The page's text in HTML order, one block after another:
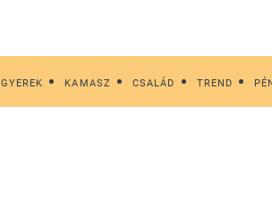
GYEREK KAMASZ CSALÁD TREND